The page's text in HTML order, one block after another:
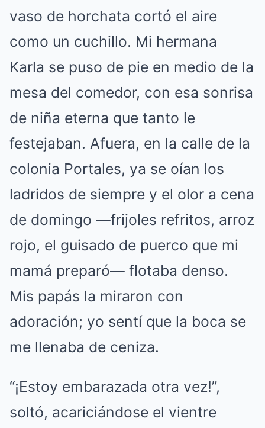
vaso de horchata cortó el aire
como un cuchillo. Mi hermana
Karla se puso de pie en medio de la
mesa del comedor, con esa sonrisa
de niña eterna que tanto le
festejaban. Afuera, en la calle de la
colonia Portales, ya se oían los
ladridos de siempre y el olor a cena
de domingo —frijoles refritos, arroz
rojo, el guisado de puerco que mi
mamá preparó— flotaba denso.
Mis papás la miraron con
adoración; yo sentí que la boca se
me llenaba de ceniza.
“¡Estoy embarazada otra vez!”,
soltó, acariciándose el vientre